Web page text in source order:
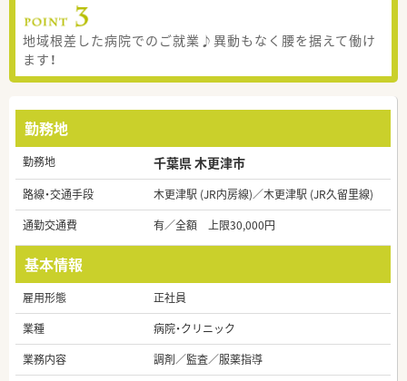
地域根差した病院でのご就業♪異動もなく腰を据えて働け
ます！
勤務地
勤務地 千葉県 木更津市
路線・交通手段
木更津駅 (JR内房線)／木更津駅 (JR久留里線)
通勤交通費
有／全額 上限30,000円
基本情報
雇用形態
正社員
業種
病院・クリニック
業務内容
調剤／監査／服薬指導